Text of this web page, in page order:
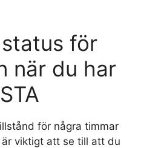
för
när du har
för några timmar
viktigt att se till att du